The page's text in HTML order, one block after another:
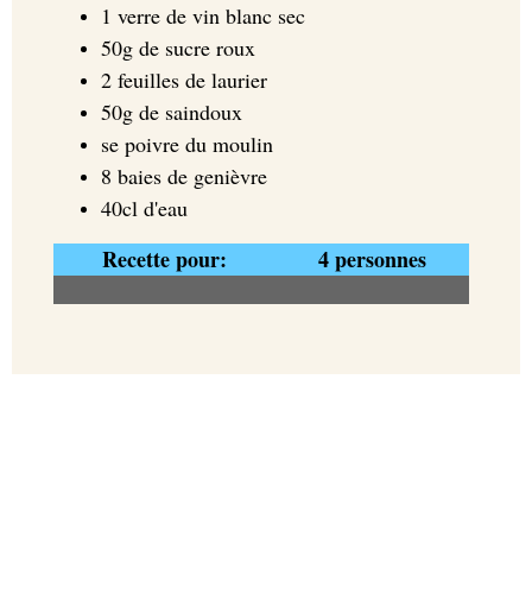
1 verre de vin blanc sec
50g de sucre roux
2 feuilles de laurier
50g de saindoux
se poivre du moulin
8 baies de genièvre
40cl d'eau
Recette pour: 4 personnes